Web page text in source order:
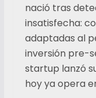
nació tras
insatisfecha:
adaptadas al
inversión pre-
startup lanzó
hoy ya opera